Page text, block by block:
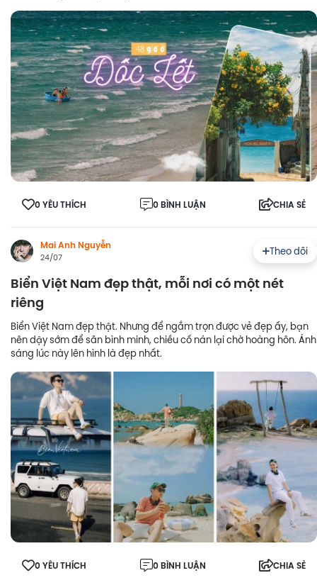
0 YÊU THÍCH 0 BÌNH LUẬN CHIA SẺ
Mai Anh Nguyễn
24/07
Theo dõi
Biển Việt Nam đẹp thật, mỗi nơi có một nét
riêng
Biển Việt Nam đẹp thật. Nhưng để ngắm trọn được vẻ đẹp ấy, bạn
nên dậy sớm để săn bình minh, chiều cố nán lại chờ hoàng hôn. Ánh
sáng lúc này lên hình là đẹp nhất.
0 YÊU THÍCH 0 BÌNH LUẬN CHIA SẺ